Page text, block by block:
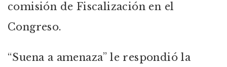
comisión de Fiscalización en el
Congreso.
“Suena a amenaza” le respondió la